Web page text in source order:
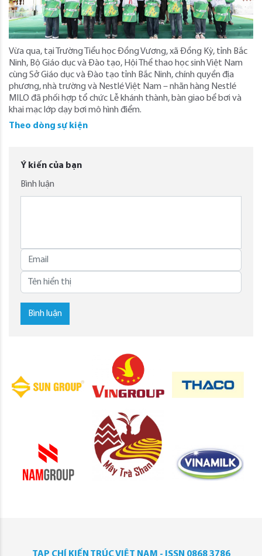
Vừa qua, tại Trường Tiểu học Đồng Vương, xã Đồng Kỳ, tỉnh Bắc
Ninh, Bộ Giáo dục và Đào tạo, Hội Thể thao học sinh Việt Nam
cùng Sở Giáo dục và Đào tạo tỉnh Bắc Ninh, chính quyền địa
phương, nhà trường và Nestlé Việt Nam – nhãn hàng Nestlé
MILO đã phối hợp tổ chức Lễ khánh thành, bàn giao bể bơi và
khai mạc lớp dạy bơi mô hình điểm.
Theo dòng sự kiện
Ý kiến của bạn
Bình luận
Bình luận
TẠP CHÍ KIẾN TRÚC VIỆT NAM - ISSN 0868 3786